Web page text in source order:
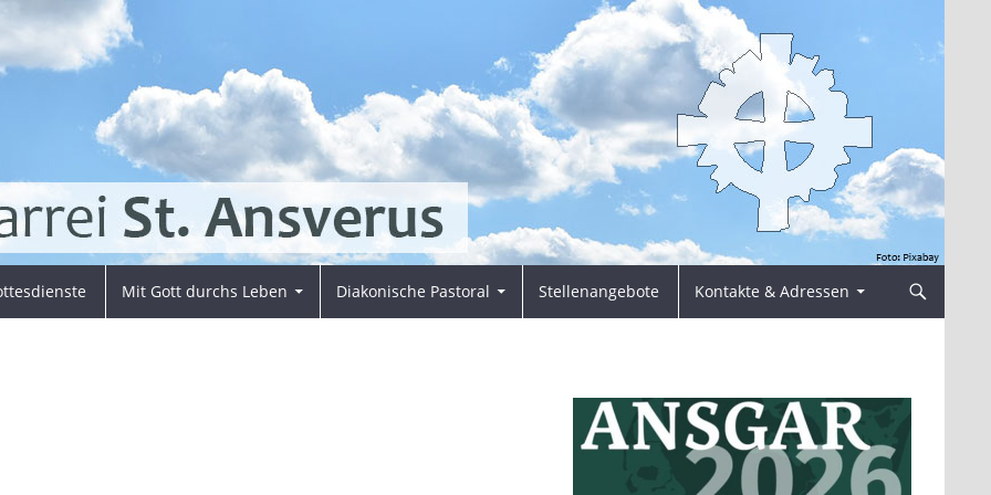
Mit Gott durchs Leben Diakonische Pastoral Stellenangebote Kontakte & Adressen